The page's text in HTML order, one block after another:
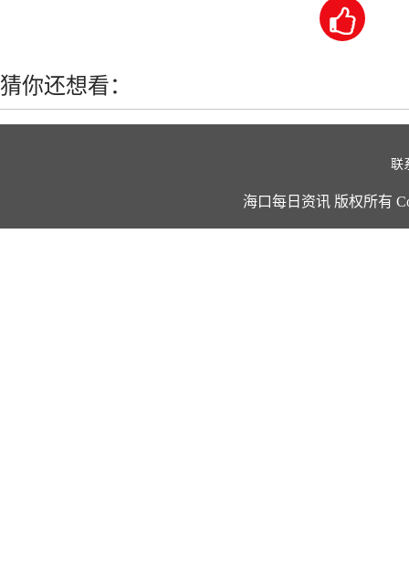

猜你还想看：
联
海口每日资讯 版权所有